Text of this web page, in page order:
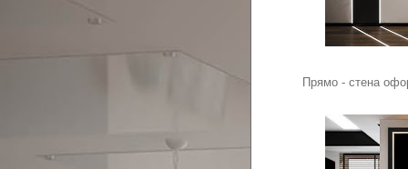
Прямо - стена